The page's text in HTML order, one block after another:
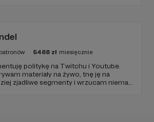
patronów 5488 zł miesięcznie
politykę na Twitchu i Youtube.
materiały na żywo, tnę ję na
zjadliwe segmenty i wrzucam niemal